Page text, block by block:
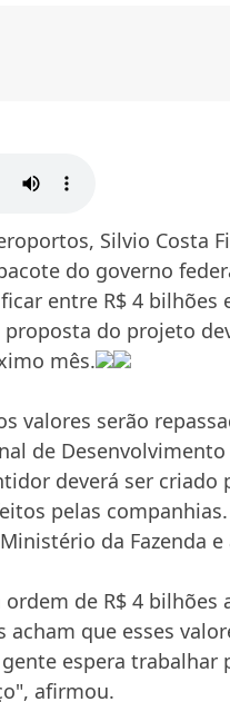
Silvio Costa
do governo
entre R$ 4 bilhões
do projeto
mês.
valores serão
de
deverá ser criado
pelas
da Fazenda e
de R$ 4 bilhões
acham que esses
espera trabalhar
afirmou.